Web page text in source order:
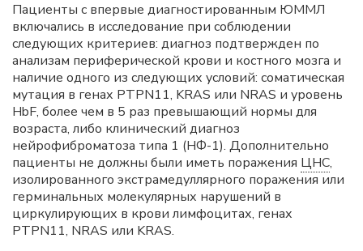
Пациенты с впервые диагностированным ЮММЛ
включались в исследование при соблюдении
следующих критериев: диагноз подтвержден по
анализам периферической крови и костного мозга и
наличие одного из следующих условий: соматическая
мутация в генах PTPN11, KRAS или NRAS и уровень
HbF, более чем в 5 раз превышающий нормы для
возраста, либо клинический диагноз
нейрофиброматоза типа 1 (НФ-1). Дополнительно
пациенты не должны были иметь поражения ЦНС,
изолированного экстрамедуллярного поражения или
герминальных молекулярных нарушений в
циркулирующих в крови лимфоцитах, генах
PTPN11, NRAS или KRAS.